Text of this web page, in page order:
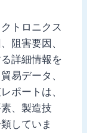
トロニクス
阻害要因、
詳細情報を
易データ、
ポートは、
、製造技
していま